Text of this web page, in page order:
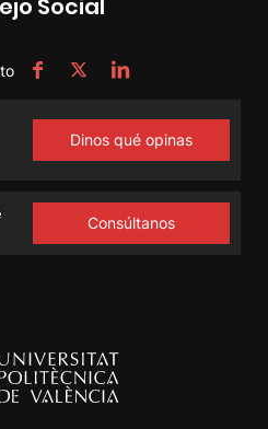
Social
Dinos qué opinas
Consúltanos